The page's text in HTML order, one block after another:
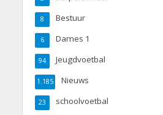
Bestuur
8
Dames 1
6
Jeugdvoetbal
94
Nieuws
1.185
schoolvoetbal
23